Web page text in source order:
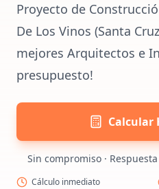
Proyecto de
De Los Vinos (Santa
mejores Arquitectos e
presupuesto!
Calcular
Sin compromiso ·
Cálculo inmediato